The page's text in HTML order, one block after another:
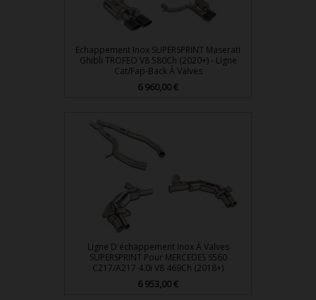
Echappement Inox SUPERSPRINT Maserati
Ghibli TROFEO V8 580Ch (2020+) - Ligne
Cat/Fap-Back À Valves
Prix
6 960,00 €
Ligne D'échappement Inox À Valves
SUPERSPRINT Pour MERCEDES S560
C217/A217 4.0i V8 469Ch (2018+)
Prix
6 953,00 €